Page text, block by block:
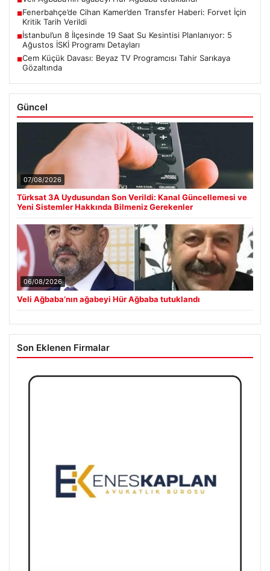
■Fenerbahçe’de Cihan Kamer’den Transfer Haberi: Forvet İçin
Kritik Tarih Verildi
■İstanbul’un 8 İlçesinde 19 Saat Su Kesintisi Planlanıyor: 5
Ağustos İSKİ Programı Detayları
■Cem Küçük Davası: Beyaz TV Programcısı Tahir Sarıkaya
Gözaltında
Güncel
07/08/2026
Türksat 3A Uydusundan Son Verildi: Kanal Güncellemesi ve
Yeni Sistemler Hakkında Bilmeniz Gerekenler
06/08/2026
Veli Ağbaba’nın ağabeyi Hür Ağbaba tutuklandı
Son Eklenen Firmalar